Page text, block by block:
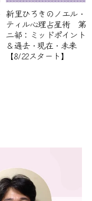
新里ひろきのノエル・
ティル心理占星術 第
二部：ミッドポイント
＆過去・現在・未来
【8/22スタート】